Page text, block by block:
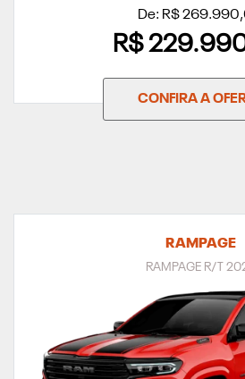
De: R$
R$
CONFIRA A
RAMPAGE
RAMPAGE R/T